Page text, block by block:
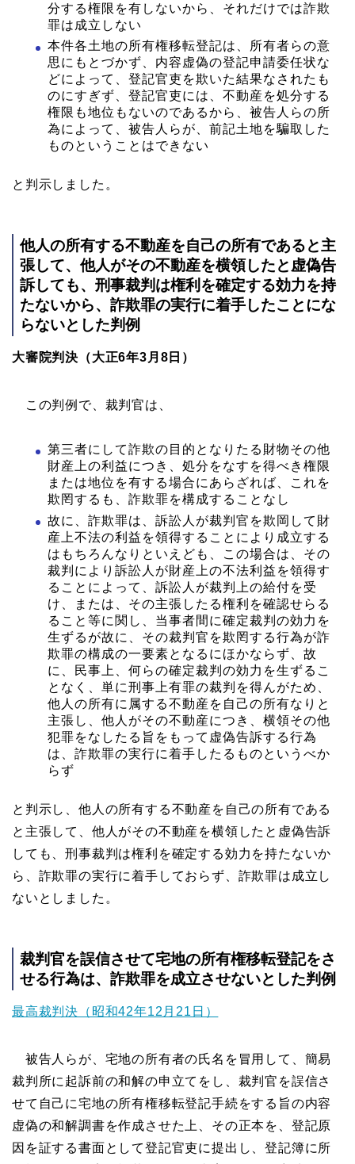
分する権限を有しないから、それだけでは詐欺
罪は成立しない
本件各土地の所有権移転登記は、所有者らの意
思にもとづかず、内容虚偽の登記申請委任状な
どによって、登記官吏を欺いた結果なされたも
のにすぎず、登記官吏には、不動産を処分する
権限も地位もないのであるから、被告人らの所
為によって、被告人らが、前記土地を騙取した
ものということはできない
と判示しました。
他人の所有する不動産を自己の所有であると主
張して、他人がその不動産を横領したと虚偽告
訴しても、刑事裁判は権利を確定する効力を持
たないから、詐欺罪の実行に着手したことにな
らないとした判例
大審院判決（大正6年3月8日）
この判例で、裁判官は、
第三者にして詐欺の目的となりたる財物その他
財産上の利益につき、処分をなすを得べき権限
または地位を有する場合にあらざれば、これを
欺罔するも、詐欺罪を構成することなし
故に、詐欺罪は、訴訟人が裁判官を欺岡して財
産上不法の利益を領得することにより成立する
はもちろんなりといえども、この場合は、その
裁判により訴訟人が財産上の不法利益を領得す
ることによって、訴訟人が裁判上の給付を受
け、または、その主張したる権利を確認せらる
ること等に関し、当事者間に確定裁判の効力を
生ずるが故に、その裁判官を欺罔する行為が詐
欺罪の構成の一要素となるにほかならず、故
に、民事上、何らの確定裁判の効力を生ずるこ
となく、単に刑事上有罪の裁判を得んがため、
他人の所有に属する不動産を自己の所有なりと
主張し、他人がその不動産につき、横領その他
犯罪をなしたる旨をもって虚偽告訴する行為
は、詐欺罪の実行に着手したるものというべか
らず
と判示し、他人の所有する不動産を自己の所有である
と主張して、他人がその不動産を横領したと虚偽告訴
しても、刑事裁判は権利を確定する効力を持たないか
ら、詐欺罪の実行に着手しておらず、詐欺罪は成立し
ないとしました。
裁判官を誤信させて宅地の所有権移転登記をさ
せる行為は、詐欺罪を成立させないとした判例
最高裁判決（昭和42年12月21日）
被告人らが、宅地の所有者の氏名を冒用して、簡易
裁判所に起訴前の和解の申立てをし、裁判官を誤信さ
せて自己に宅地の所有権移転登記手続をする旨の内容
虚偽の和解調書を作成させた上、その正本を、登記原
因を証する書面として登記官吏に提出し、登記簿に所